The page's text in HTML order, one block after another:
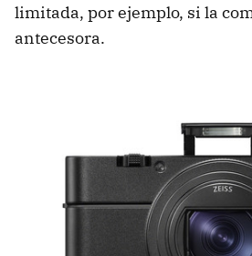
limitada, por ejemplo, si la
antecesora.